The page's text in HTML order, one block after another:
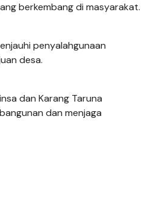
berkembang di masyarakat.
penyalahgunaan
desa.
dan Karang Taruna
dan menjaga